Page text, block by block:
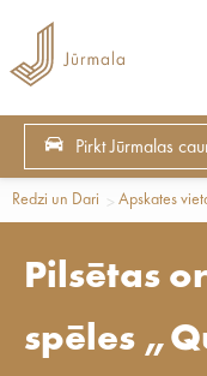
Pirkt Jūrmalas
Redzi un Dari Apskates
Pilsētas
spēles